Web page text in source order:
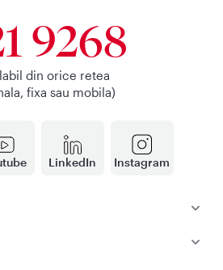
LinkedIn Instagram
9268
din orice retea
fixa sau mobila)